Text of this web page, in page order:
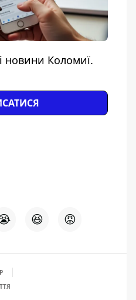
новини Коломиї.
😆 😡